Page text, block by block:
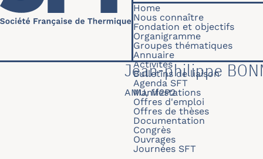
Navigation
Home
Nous connaître
Fondation et objectifs
Organigramme
Groupes thématiques
Annuaire
Activités
Bulletins de liaison
Agenda SFT
Manifestations
Offres d'emploi
Offres de thèses
Documentation
Congrès
Ouvrages
Journées SFT
Jean-philippe
AMU, M2P2